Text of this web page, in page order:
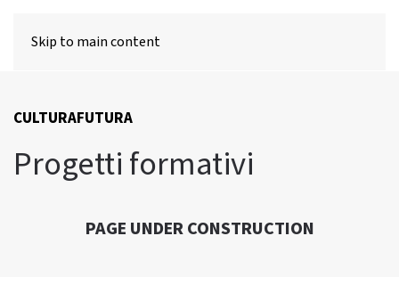
Skip to main content
CULTURAFUTURA
Progetti formativi
PAGE UNDER CONSTRUCTION